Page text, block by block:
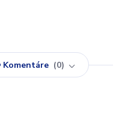
Komentáre 0